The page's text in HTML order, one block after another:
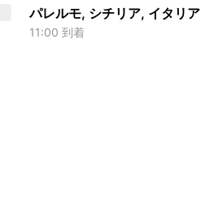
パレルモ, シチリア, イタリア
11:00 到着